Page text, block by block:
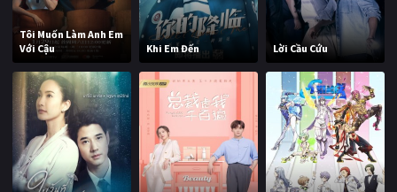
Tôi Muốn Làm Anh Em
Với Cậu
Khi Em Đến Lời Cầu Cứu